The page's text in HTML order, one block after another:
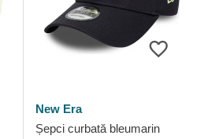
New Era
Șepci curbată bleumarin